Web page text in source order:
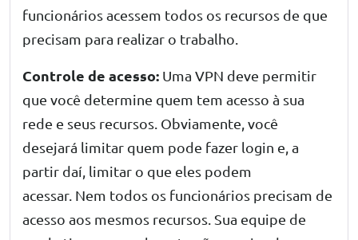
funcionários acessem todos os recursos de que
precisam para realizar o trabalho.
Controle de acesso: Uma VPN deve permitir
que você determine quem tem acesso à sua
rede e seus recursos. Obviamente, você
desejará limitar quem pode fazer login e, a
partir daí, limitar o que eles podem
acessar. Nem todos os funcionários precisam de
acesso aos mesmos recursos. Sua equipe de